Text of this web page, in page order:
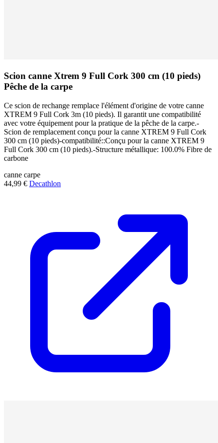
Scion canne Xtrem 9 Full Cork 300 cm (10 pieds)
Pêche de la carpe
Ce scion de rechange remplace l'élément d'origine de votre canne
XTREM 9 Full Cork 3m (10 pieds). Il garantit une compatibilité
avec votre équipement pour la pratique de la pêche de la carpe.-
Scion de remplacement conçu pour la canne XTREM 9 Full Cork
300 cm (10 pieds)-compatibilité::Conçu pour la canne XTREM 9
Full Cork 300 cm (10 pieds).-Structure métallique: 100.0% Fibre de
carbone
canne carpe
44,99 € Decathlon